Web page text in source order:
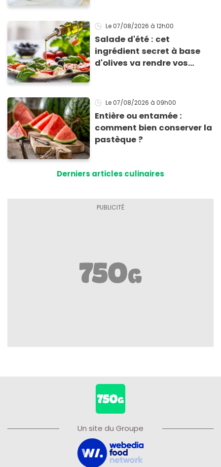
Le 07/08/2026 à 12h00
Salade d'été : cet
ingrédient secret à base
d'olives va rendre vos
Le 07/08/2026 à 09h00
Entière ou entamée :
comment bien conserver la
pastèque ?
Derniers articles culinaires
Un site du Groupe